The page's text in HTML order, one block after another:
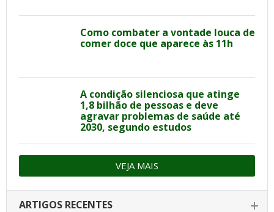
Como combater a vontade louca de
comer doce que aparece às 11h
A condição silenciosa que atinge
1,8 bilhão de pessoas e deve
agravar problemas de saúde até
2030, segundo estudos
VEJA MAIS
ARTIGOS RECENTES